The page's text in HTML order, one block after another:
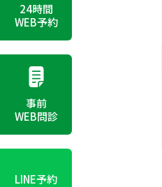
24時間
WEB予約
事前
WEB問診
LINE予約